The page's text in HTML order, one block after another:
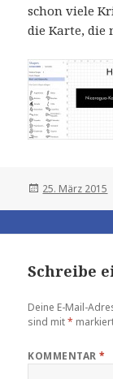
schon viele
die Karte, die
Posted
25. März 2015
Schreibe
Deine E-Mail-
sind mit*
KOMMENTAR*